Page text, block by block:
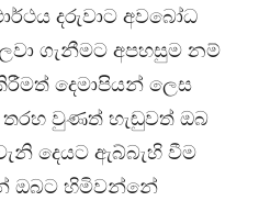
දරුවා‍ට අවබෝධ
ගැනීමට අපහසුම නම්
දෙමාපියන් ලෙස
වුණත් හැඬුවත් ඔබ
දෙයට ඇබ්බැහි වීම
ඔබට හිමිවන්නේ